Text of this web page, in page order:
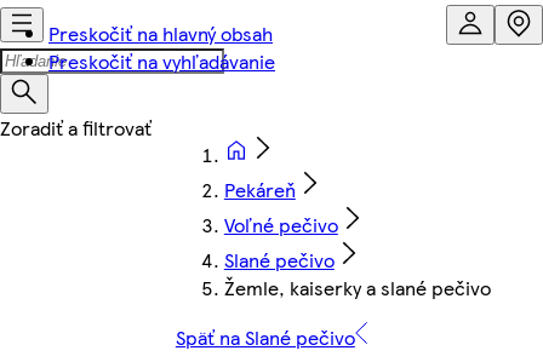
Preskočiť na hlavný obsah
Preskočiť na vyhľadávanie
Pekáreň
Voľné pečivo
Slané pečivo
Žemle, kaiserky a slané pečivo
Späť na Slané pečivo